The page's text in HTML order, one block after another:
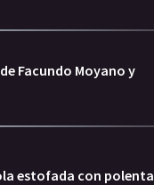
Facundo Moyano y
estofada con polenta